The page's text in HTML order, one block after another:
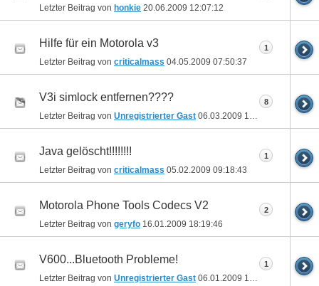
Letzter Beitrag von honkie 20.06.2009 12:07:12
Hilfe für ein Motorola v3
Letzter Beitrag von criticalmass 04.05.2009 07:50:37
1
V3i simlock entfernen????
Letzter Beitrag von Unregistrierter Gast 06.03.2009 16:02:01
8
Java gelöscht!!!!!!!!
Letzter Beitrag von criticalmass 05.02.2009 09:18:43
1
Motorola Phone Tools Codecs V2
Letzter Beitrag von geryfo 16.01.2009 18:19:46
2
V600...Bluetooth Probleme!
Letzter Beitrag von Unregistrierter Gast 06.01.2009 12:20:34
1